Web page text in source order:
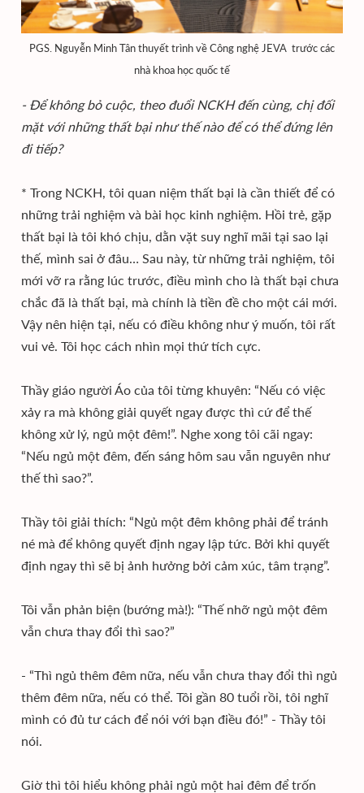
PGS. Nguyễn Minh Tân thuyết trình về Công nghệ JEVA trước các
nhà khoa học quốc tế
- Để không bỏ cuộc, theo đuổi NCKH đến cùng, chị đối
mặt với những thất bại như thế nào để có thể đứng lên
đi tiếp?
* Trong NCKH, tôi quan niệm thất bại là cần thiết để có
những trải nghiệm và bài học kinh nghiệm. Hồi trẻ, gặp
thất bại là tôi khó chịu, dằn vặt suy nghĩ mãi tại sao lại
thế, mình sai ở đâu… Sau này, từ những trải nghiệm, tôi
mới vỡ ra rằng lúc trước, điều mình cho là thất bại chưa
chắc đã là thất bại, mà chính là tiền đề cho một cái mới.
Vậy nên hiện tại, nếu có điều không như ý muốn, tôi rất
vui vẻ. Tôi học cách nhìn mọi thứ tích cực.
Thầy giáo người Áo của tôi từng khuyên: “Nếu có việc
xảy ra mà không giải quyết ngay được thì cứ để thế
không xử lý, ngủ một đêm!”. Nghe xong tôi cãi ngay:
“Nếu ngủ một đêm, đến sáng hôm sau vẫn nguyên như
thế thì sao?”.
Thầy tôi giải thích: “Ngủ một đêm không phải để tránh
né mà để không quyết định ngay lập tức. Bởi khi quyết
định ngay thì sẽ bị ảnh hưởng bởi cảm xúc, tâm trạng”.
Tôi vẫn phản biện (bướng mà!): “Thế nhỡ ngủ một đêm
vẫn chưa thay đổi thì sao?”
- “Thì ngủ thêm đêm nữa, nếu vẫn chưa thay đổi thì ngủ
thêm đêm nữa, nếu có thể. Tôi gần 80 tuổi rồi, tôi nghĩ
mình có đủ tư cách để nói với bạn điều đó!” - Thầy tôi
nói.
Giờ thì tôi hiểu không phải ngủ một hai đêm để trốn